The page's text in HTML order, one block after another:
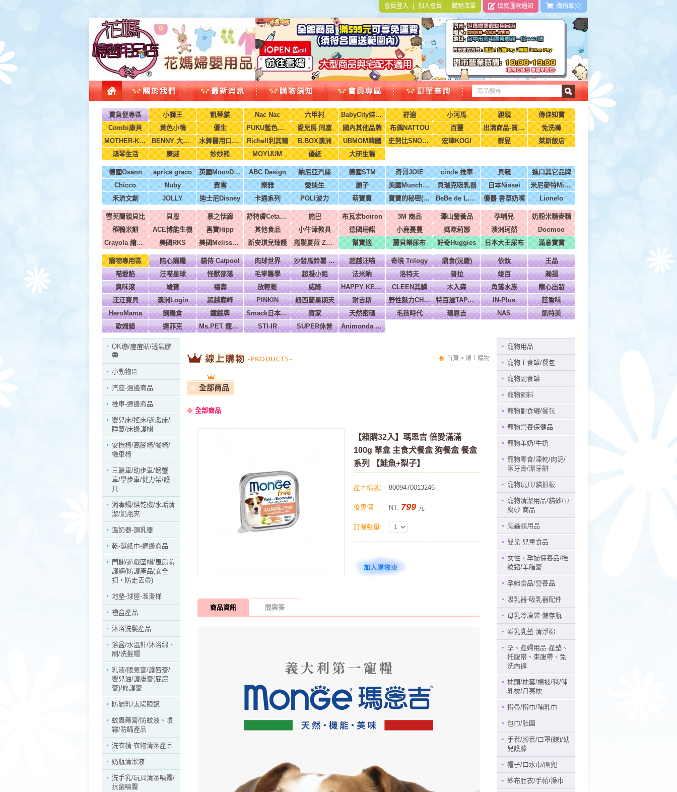
購物車(0)
填寫匯款通知
會員登入 加入會員 購物清單
賣貨便專區 小獅王 凱蒂貓 Nac Nac 六甲村 BabyCity娃娃城 舒適 小河馬 親親
傳佳知寶
Combi康貝
黃色小鴨 優生 PUKU藍色企鵝 愛兒房 同富 國內其他品牌 布偶NATTOU 百靈 出清商品-買到賺到
免洗褲
MOTHER-K韓國
BENNY 大翔服裝 水舞醫用口罩(兒童，成人) Richell利其爾 B.BOX澳洲 UBMOM韓國 史努比SNOOPY 宏瑋KOGI 群昱
萊斯飯店
鴻琴生活
康威 妙妙熊 MOYUUM 優紙 大研生醫
德國Osann aprica graco 英國MoovDesign ABC Design 納尼亞汽座 德國STM 奇哥JOIE circle 推車 貝親
進口其它品牌
Chicco
Nuby 費雪 樂雅 愛迪生 麗子 美國Munchkin 貝瑞克吸乳器 日本Nissei
米尼麥特Minimight
禾流文創
JOLLY 迪士尼Disney 卡通系列 POLI波力 萌寶寶 寶寶的秘密(牧菓) BeBe de Luxe法國 優醫 香草奶嘴 Lionelo
雪芙蘭親貝比 貝恩 慕之恬廊 舒特膚Cetaphil 施巴 布瓦宏boiron 3M 商品 澤山營養品 孕哺兒
奶粉米精麥精
稻鴨米餅
ACE博能生機 喜寶Hipp 其他食品 小牛津教具 德國珊諾 小鹿蔓蔓 媽咪莉娜 澳洲珂然
Doomoo
Crayola 繪兒樂
美國RKS 美國Melissa & Doug 新安琪兒臻護 捲髮夏菈 ZeroTre 義大利 幫寶適 麗貝樂尿布 好奇Huggies 日本大王尿布 滿意寶寶
寵物專用區 陪心寵糧 貓侍 Catpool 肉球世界 沙發馬鈴薯 Power 超越汪喵 奇境 Trilogy 鼎食(沅慶) 依鈦
王品
喵愛餡
汪喵星球 怪獸部落 毛掌醫學 超凝小姐 法米納 洛特夫 普拉 竣百
瀚揚
臭味滾
竣寶 福壽 放輕鬆 威隆 HAPPY KEN 快樂啃 CLEEN其鱗 木入森 角落水族
寵心出發
汪汪寶貝
澳洲Login 超越巔峰 PINKIN 紐西蘭星期天 耐吉斯 野性魅力CHARM 特百滋TAPAZO IN-Plus
莊香味
HeroMama
飼糧倉 鐵鎚牌 Smack日本正宗 賀家 天然密碼 毛孩時代 瑪恩吉 NAS
凱特美
歐姆貓
達菲克 Ms.PET 寵物小姐 STI-IR SUPER休普 Animonda 愛諾德
OK蹦/痘痘貼/透氣膠
帶
小動物區
汽座-週邊商品
推車-週邊商品
嬰兒床/搖床/遊戲床/
睡窩/床邊護欄
安撫椅/高腳椅/餐椅/
機車椅
三輪車/助步車/螃蟹
車/學步車/健力架/護
具
消毒鍋/烘乾機/水垢清
潔/奶瓶夾
溫奶器-調乳器
乾-濕紙巾-週邊商品
門欄/遊戲圍欄/風扇防
護網/防護產品(安全
扣，防走丟帶)
地墊-球屋-溜滑梯
禮盒產品
沐浴洗髮產品
浴盆/水溫計/沐浴綿、
刷/洗髮帽
乳液/脹氣膏/護唇膏/
嬰兒油/護膚膏(屁屁
膏)/修護膏
防曬乳/太陽眼鏡
蚊蟲藥膏/防蚊液、噴
霧/防瞞產品
洗衣精-衣物清潔產品
奶瓶清潔液
洗手乳/玩具清潔噴霧/
抗菌噴霧
首頁 > 線上購物
全部商品
全部商品
【箱購32入】瑪恩吉 倍愛滿滿
100g 單盒 主食犬餐盒 狗餐盒 餐盒
系列 【鮭魚+梨子】
產品編號: 8009470013246
優惠價: NT. 799 元
訂購數量:
商品資訊 問與答
寵物用品
寵物主食罐/餐包
寵物副食罐
寵物飼料
寵物副食罐/餐包
寵物營養保健品
寵物羊奶/牛奶
寵物零食/凍乾/肉泥/
潔牙骨/潔牙餅
寵物玩具/貓抓板
寵物清潔用品/貓砂/豆
腐砂 商品
爬蟲類用品
嬰兒.兒童食品
女性、孕婦保養品/撫
紋霜/羊脂膏
孕婦食品/營養品
吸乳器-吸乳器配件
母乳冷凍袋-儲存瓶
溢乳乳墊-清淨棉
孕、產婦用品-產墊、
托腹帶、束腹帶、免
洗內褲
枕頭/枕套/棉被/毯/哺
乳枕/月亮枕
揹帶/揹巾/哺乳巾
包巾/肚圍
手套/腳套/口罩(鍊)/幼
兒護膝
帽子/口水巾/圍兜
紗布肚衣/手帕/澡巾